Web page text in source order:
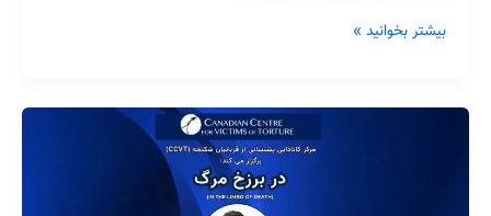
“در
بیشتر بخوانید »